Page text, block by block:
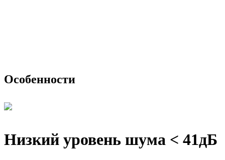
Особенности
Низкий уровень шума < 41дБ